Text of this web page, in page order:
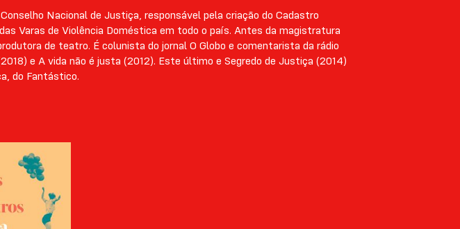
Nacional de Justiça, responsável pela criação do Cadastro
Varas de Violência Doméstica em todo o país. Antes da magistratura
de teatro. É colunista do jornal O Globo e comentarista da rádio
e A vida não é justa (2012). Este último e Segredo de Justiça (2014)
do Fantástico.